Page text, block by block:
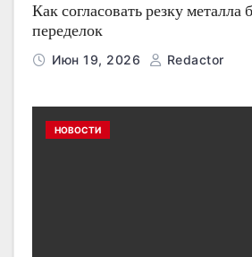
Как согласовать резку металла
переделок
Июн 19, 2026 Redactor
НОВОСТИ